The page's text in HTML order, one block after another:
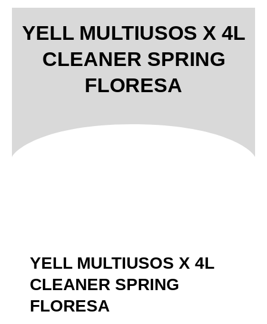
YELL MULTIUSOS X 4L
CLEANER SPRING
FLORESA
YELL MULTIUSOS X 4L
CLEANER SPRING
FLORESA